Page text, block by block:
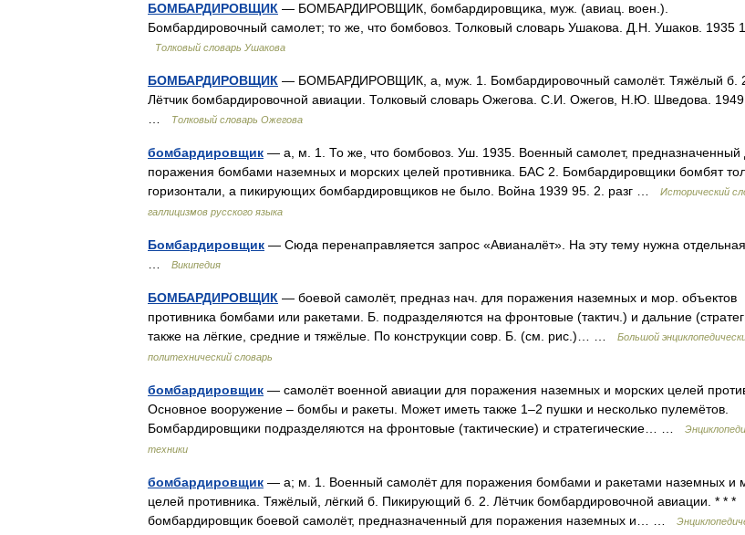
БОМБАРДИРОВЩИК — БОМБАРДИРОВЩИК, бомбардировщика, муж. (авиац. воен.).
Бомбардировочный самолет; то же, что бомбовоз. Толковый словарь Ушакова. Д.Н. Ушаков. 1935
Толковый словарь Ушакова
БОМБАРДИРОВЩИК — БОМБАРДИРОВЩИК, а, муж. 1. Бомбардировочный самолёт. Тяжёлый б.
Лётчик бомбардировочной авиации. Толковый словарь Ожегова. С.И. Ожегов, Н.Ю. Шведова.
Толковый словарь Ожегова
бомбардировщик — а, м. 1. То же, что бомбовоз. Уш. 1935. Военный самолет, предназначенный
поражения бомбами наземных и морских целей противника. БАС 2. Бомбардировщики бомбят
горизонтали, а пикирующих бомбардировщиков не было. Война 1939 95. 2. разг …
Исторический
галлицизмов русского языка
Бомбардировщик — Сюда перенаправляется запрос «Авианалёт». На эту тему нужна отдельная
Википедия
БОМБАРДИРОВЩИК — боевой самолёт, предназ нач. для поражения наземных и мор. объектов
противника бомбами или ракетами. Б. подразделяются на фронтовые (тактич.) и дальние
также на лёгкие, средние и тяжёлые. По конструкции совр. Б. (см. рис.)… …
Большой
политехнический словарь
бомбардировщик — самолёт военной авиации для поражения наземных и морских целей
Основное вооружение – бомбы и ракеты. Может иметь также 1–2 пушки и несколько пулемётов.
Бомбардировщики подразделяются на фронтовые (тактические) и стратегические… …
техники
бомбардировщик — а; м. 1. Военный самолёт для поражения бомбами и ракетами наземных и
целей противника. Тяжёлый, лёгкий б. Пикирующий б. 2. Лётчик бомбардировочной авиации. * * *
бомбардировщик боевой самолёт, предназначенный для поражения наземных и… …